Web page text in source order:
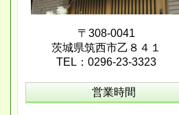
〒308-0041
茨城県筑西市乙８４１
TEL：0296-23-3323
営業時間